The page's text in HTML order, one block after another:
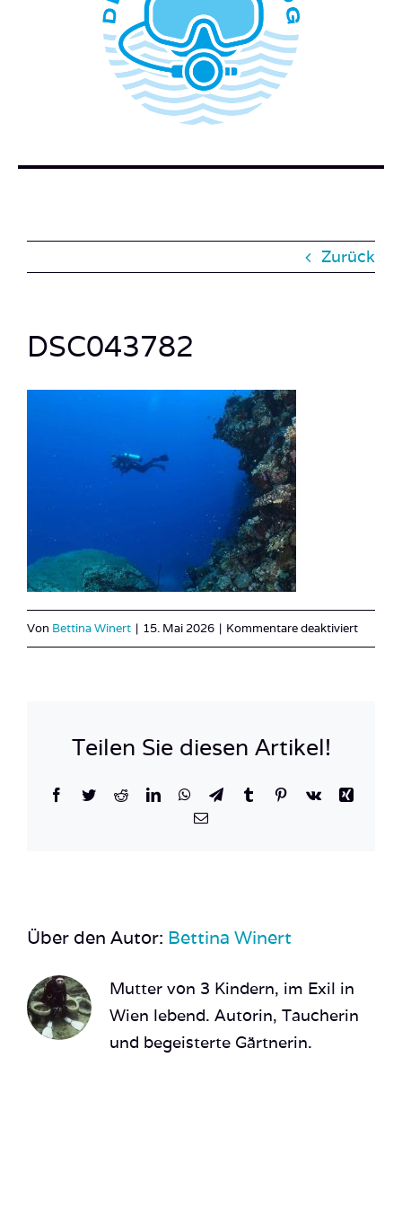
WER STECKT HINTER DEM TAUCHERBLOG?
BUCH BESTELLEN
Zurück
DSC043782
Von Bettina Winert | 15. Mai 2026 | Kommentare deaktiviertfür
Teilen Sie diesen Artikel!
Facebook
TwitterRedditLinkedInWhatsApp
TelegramTumblrPinterest
Vk
Xing
E-
Über den Autor: Bettina Winert
Mutter von 3 Kindern, im Exil in
Wien lebend. Autorin, Taucherin
und begeisterte Gärtnerin.